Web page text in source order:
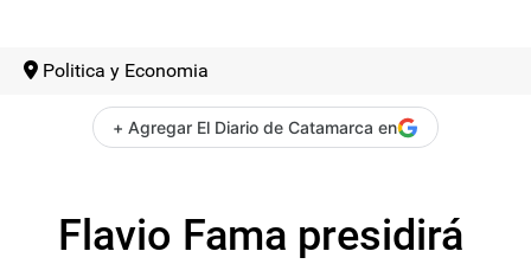
Politica y Economia
+ Agregar El Diario de Catamarca en
Flavio Fama presidirá